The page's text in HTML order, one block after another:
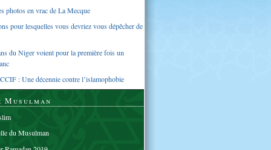
photos en vrac de La Mecque
pour lesquelles vous devriez vous dépêcher de
du Niger voient pour la première fois un
: Une décennie contre l’islamophobie
Musulman
du Musulman